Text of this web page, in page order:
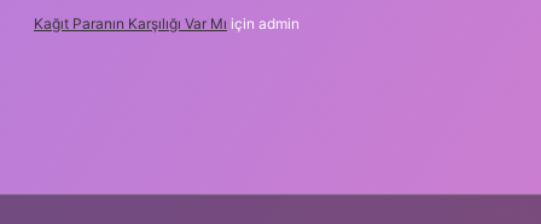
Kağıt Paranın Karşılığı Var Mı için admin